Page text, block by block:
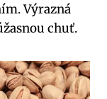
Výrazná
chuť.